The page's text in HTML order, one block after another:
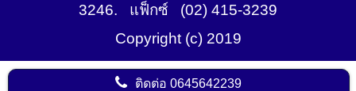
3246. แฟ็กซ์ (02) 415-3239
Copyright (c) 2019
ติดต่อ0645642239